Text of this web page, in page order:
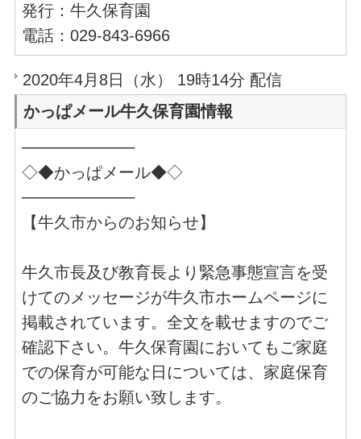
発行：牛久保育園
電話：029-843-6966
2020年4月8日（水） 19時14分 配信
かっぱメール牛久保育園情報
──────────
◇◆かっぱメール◆◇
──────────
【牛久市からのお知らせ】
牛久市長及び教育長より緊急事態宣言を受
けてのメッセージが牛久市ホームページに
掲載されています。全文を載せますのでご
確認下さい。牛久保育園においてもご家庭
での保育が可能な日については、家庭保育
のご協力をお願い致します。